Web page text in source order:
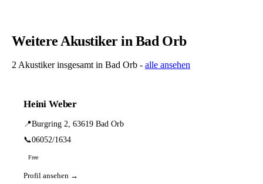
Weitere Akustiker in Bad Orb
2 Akustiker insgesamt in Bad Orb - alle ansehen
Heini Weber
📍Burgring 2, 63619 Bad Orb
📞06052/1634
Free
Profil ansehen →